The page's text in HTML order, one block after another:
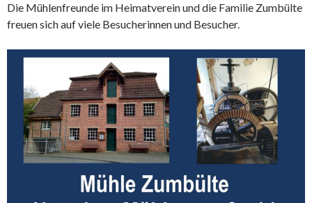
Die Mühlenfreunde im Heimatverein und die Familie Zumbülte
freuen sich auf viele Besucherinnen und Besucher.